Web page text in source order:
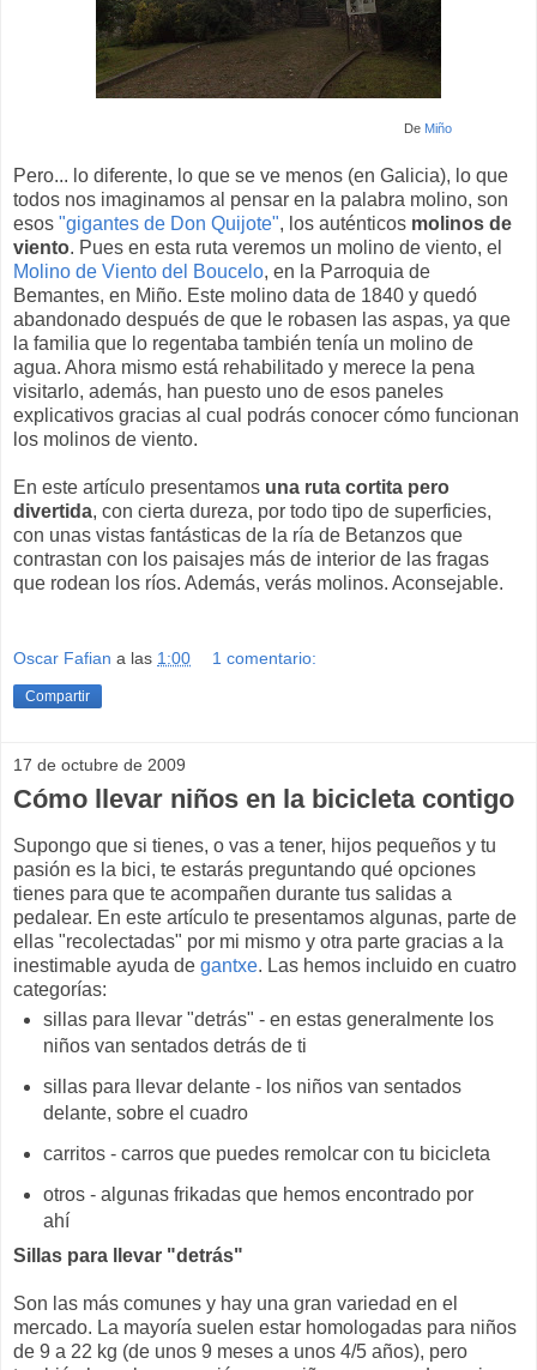
De Miño
Pero... lo diferente, lo que se ve menos (en Galicia), lo que
todos nos imaginamos al pensar en la palabra molino, son
esos "gigantes de Don Quijote", los auténticos molinos de
viento. Pues en esta ruta veremos un molino de viento, el
Molino de Viento del Boucelo, en la Parroquia de
Bemantes, en Miño. Este molino data de 1840 y quedó
abandonado después de que le robasen las aspas, ya que
la familia que lo regentaba también tenía un molino de
agua. Ahora mismo está rehabilitado y merece la pena
visitarlo, además, han puesto uno de esos paneles
explicativos gracias al cual podrás conocer cómo funcionan
los molinos de viento.
En este artículo presentamos una ruta cortita pero
divertida, con cierta dureza, por todo tipo de superficies,
con unas vistas fantásticas de la ría de Betanzos que
contrastan con los paisajes más de interior de las fragas
que rodean los ríos. Además, verás molinos. Aconsejable.
Oscar Fafian a las 1:00 1 comentario:
Compartir
17 de octubre de 2009
Cómo llevar niños en la bicicleta contigo
Supongo que si tienes, o vas a tener, hijos pequeños y tu
pasión es la bici, te estarás preguntando qué opciones
tienes para que te acompañen durante tus salidas a
pedalear. En este artículo te presentamos algunas, parte de
ellas "recolectadas" por mi mismo y otra parte gracias a la
inestimable ayuda de gantxe. Las hemos incluido en cuatro
categorías:
sillas para llevar "detrás" - en estas generalmente los
niños van sentados detrás de ti
sillas para llevar delante - los niños van sentados
delante, sobre el cuadro
carritos - carros que puedes remolcar con tu bicicleta
otros - algunas frikadas que hemos encontrado por
ahí
Sillas para llevar "detrás"
Son las más comunes y hay una gran variedad en el
mercado. La mayoría suelen estar homologadas para niños
de 9 a 22 kg (de unos 9 meses a unos 4/5 años), pero